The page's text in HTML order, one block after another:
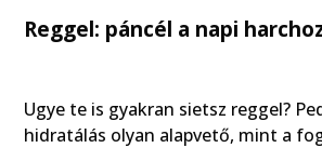
Reggel: páncél a napi
Ugye te is gyakran sietsz reggel?
hidratálás olyan alapvető, mint a